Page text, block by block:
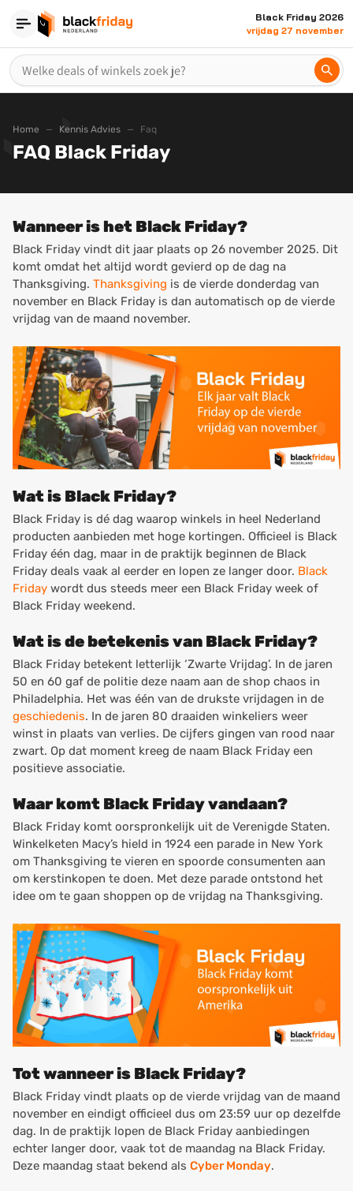
Black Friday 2026
vrijdag 27 november
Home Kennis Advies Faq
FAQ Black Friday
Wanneer is het Black Friday?
Black Friday vindt dit jaar plaats op 26 november 2025. Dit
komt omdat het altijd wordt gevierd op de dag na
Thanksgiving. Thanksgiving is de vierde donderdag van
november en Black Friday is dan automatisch op de vierde
vrijdag van de maand november.
Wat is Black Friday?
Black Friday is dé dag waarop winkels in heel Nederland
producten aanbieden met hoge kortingen. Officieel is Black
Friday één dag, maar in de praktijk beginnen de Black
Friday deals vaak al eerder en lopen ze langer door. Black
Friday wordt dus steeds meer een Black Friday week of
Black Friday weekend.
Wat is de betekenis van Black Friday?
Black Friday betekent letterlijk ‘Zwarte Vrijdag’. In de jaren
50 en 60 gaf de politie deze naam aan de shop chaos in
Philadelphia. Het was één van de drukste vrijdagen in de
geschiedenis. In de jaren 80 draaiden winkeliers weer
winst in plaats van verlies. De cijfers gingen van rood naar
zwart. Op dat moment kreeg de naam Black Friday een
positieve associatie.
Waar komt Black Friday vandaan?
Black Friday komt oorspronkelijk uit de Verenigde Staten.
Winkelketen Macy’s hield in 1924 een parade in New York
om Thanksgiving te vieren en spoorde consumenten aan
om kerstinkopen te doen. Met deze parade ontstond het
idee om te gaan shoppen op de vrijdag na Thanksgiving.
Tot wanneer is Black Friday?
Black Friday vindt plaats op de vierde vrijdag van de maand
november en eindigt officieel dus om 23:59 uur op dezelfde
dag. In de praktijk lopen de Black Friday aanbiedingen
echter langer door, vaak tot de maandag na Black Friday.
Deze maandag staat bekend als Cyber Monday.